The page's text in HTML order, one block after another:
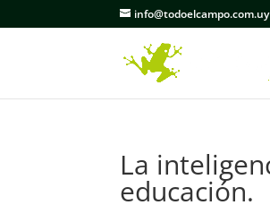
info@todoelcampo.com.uy
La
educación.